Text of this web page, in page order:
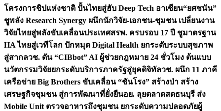
โครงการชิปแห่งชาติ ปั้นไทยสู่ฮับ Deep Tech อาเซียน“ยศชนัน”
ชูพลัง Research Synergy ผนึกนักวิจัย-เอกชน-ชุมชน เปลี่ยนงาน
วิจัยไทยสู่พลังขับเคลื่อนประเทศสรพ. ครบรอบ 17 ปี ชูมาตรฐาน
HA ไทยสู่เวทีโลก ปักหมุด Digital Health ยกระดับระบบสุขภาพ
สู่สากลวช. ดัน “CIBbot” AI ผู้ช่วยกฎหมาย 24 ชั่วโมง ต้นแบบ
นวัตกรรมวิจัยยกระดับบริการภาครัฐสู่ยุคดิจิทัลวช. ผนึก 11 ภาคี
เครือข่าย Big Brothers ขับเคลื่อน “ชันโรง” สร้างป่า สร้าง
เศรษฐกิจชุมชน สู่การพัฒนาที่ยั่งยืนอย. ลุยตลาดสดธนบุรี ส่ง
Mobile Unit ตรวจอาหารถึงชุมชน ยกระดับความปลอดภัยผู้